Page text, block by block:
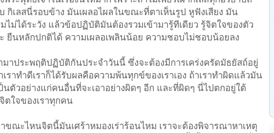
กิเลสนี่รอบข้าง มันเผลอไผลในขณะที่ตาเห็นรูป หูฟังเสียง มัน
ไม่ได้ระวัง แล้วข้อปฏิบัติมันต้องรวมเข้ามารู้ทีเดียว รู้จิตใจของตัว
ยืนหลักปกติได้ ความเผลอเพลินน้อย ความชอบไม่ชอบน้อยลง
มาประพฤติปฏิบัติกันประจำวันนี้ ซึ่งจะต้องมีการเคร่งครัดมัธยัสถ์อยู่
เราทำดีเราก็ได้รับผลคือความพ้นทุกข์ของเราเอง ถ้าเราทำผิดแล้วมัน
ตัวอย่างแก่คนอื่นที่จะเอาอย่างผิดๆ อีก และที่ผิดๆ นี่ไปตกอยู่ใต้
ตใจของเราทุกคน
ขณะไหนจิตนี้มันเศร้าหมองเร่าร้อนไหม เราจะต้องพิจารณาหาเหตุ